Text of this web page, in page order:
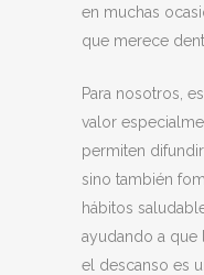
en muchas
que merece
Para nosotros,
valor
permiten
sino también
hábitos
ayudando a
el descanso es